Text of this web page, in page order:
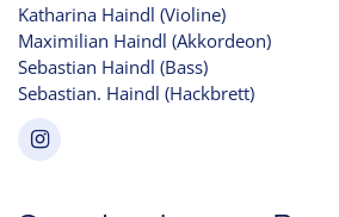
Katharina Haindl (Violine)
Maximilian Haindl (Akkordeon)
Sebastian Haindl (Bass)
Sebastian. Haindl (Hackbrett)